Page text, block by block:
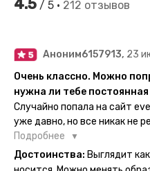
4.5 / 5 • 212 отзывов
Аноним6157913, 23
Очень классно. Можно
нужна ли тебе
Случайно попала на сайт
уже давно, но все никак не
великолепный каталог
Заказала и не пожалела.
Посмотрю как булет ы
Подробнее
Достоинства: Выглядит